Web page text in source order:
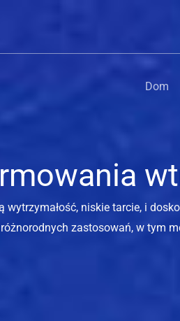
Dom
wytrzymałość, niskie tarcie, i
zastosowań, w tym